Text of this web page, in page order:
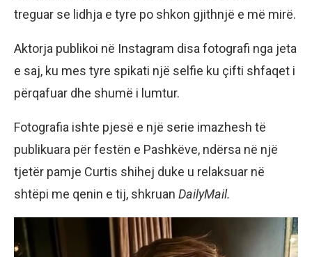
treguar se lidhja e tyre po shkon gjithnjë e më mirë.
Aktorja publikoi në Instagram disa fotografi nga jeta
e saj, ku mes tyre spikati një selfie ku çifti shfaqet i
përqafuar dhe shumë i lumtur.
Fotografia ishte pjesë e një serie imazhesh të
publikuara për festën e Pashkëve, ndërsa në një
tjetër pamje Curtis shihej duke u relaksuar në
shtëpi me qenin e tij, shkruan DailyMail.